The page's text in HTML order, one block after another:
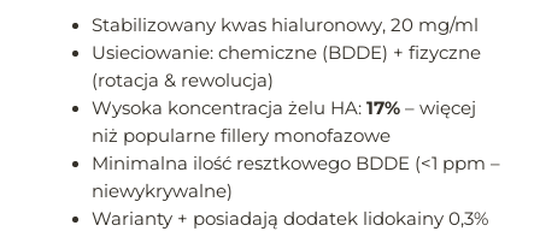
Stabilizowany kwas hialuronowy, 20 mg/ml
Usieciowanie: chemiczne (BDDE) + fizyczne
(rotacja & rewolucja)
Wysoka koncentracja żelu HA:17% – więcej
niż popularne fillery monofazowe
Minimalna ilość resztkowego BDDE (<1 ppm –
niewykrywalne)
Warianty + posiadają dodatek lidokainy 0,3%